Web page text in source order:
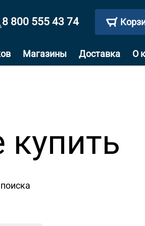
8 800 555 43 74
Магазины Доставка О
купить